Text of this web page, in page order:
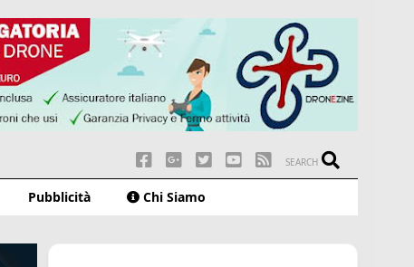
SEARCH
Pubblicità Chi Siamo